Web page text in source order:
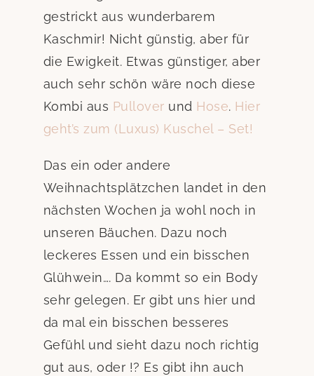
gestrickt aus wunderbarem
Kaschmir! Nicht günstig, aber für
die Ewigkeit. Etwas günstiger, aber
auch sehr schön wäre noch diese
Kombi aus Pullover und Hose. Hier
geht’s zum (Luxus) Kuschel – Set!
Das ein oder andere
Weihnachtsplätzchen landet in den
nächsten Wochen ja wohl noch in
unseren Bäuchen. Dazu noch
leckeres Essen und ein bisschen
Glühwein…. Da kommt so ein Body
sehr gelegen. Er gibt uns hier und
da mal ein bisschen besseres
Gefühl und sieht dazu noch richtig
gut aus, oder !? Es gibt ihn auch